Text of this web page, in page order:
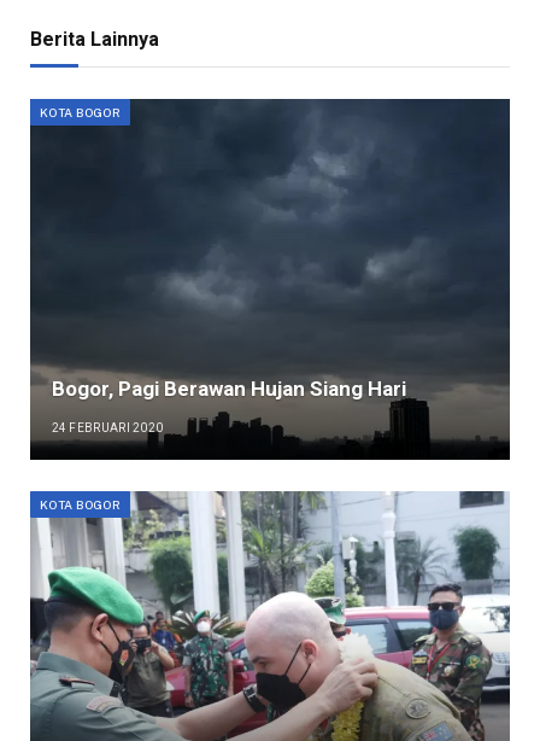
Berita Lainnya
KOTA BOGOR
Bogor, Pagi Berawan Hujan Siang Hari
24 FEBRUARI 2020
KOTA BOGOR